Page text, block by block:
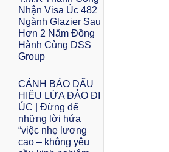
Nhận Visa Úc 482
Ngành Glazier Sau
Hơn 2 Năm Đồng
Hành Cùng DSS
Group
CẢNH BÁO DẤU
HIỆU LỪA ĐẢO ĐI
ÚC | Đừng để
những lời hứa
“việc nhẹ lương
cao – không yêu